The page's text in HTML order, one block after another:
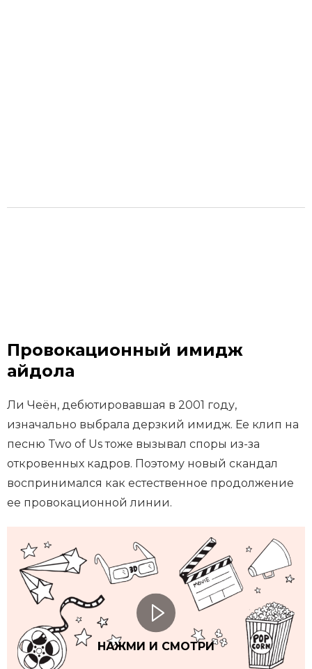
Провокационный имидж
айдола
Ли Чеён, дебютировавшая в 2001 году,
изначально выбрала дерзкий имидж. Ее клип на
песню Two of Us тоже вызывал споры из-за
откровенных кадров. Поэтому новый скандал
воспринимался как естественное продолжение
ее провокационной линии.
НАЖМИ И СМОТРИ